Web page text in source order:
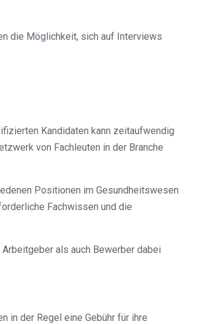
die Möglichkeit, sich auf Interviews
Kandidaten kann zeitaufwendig
von Fachleuten in der Branche
Positionen im Gesundheitswesen
Fachwissen und die
als auch Bewerber dabei
in der Regel eine Gebühr für ihre